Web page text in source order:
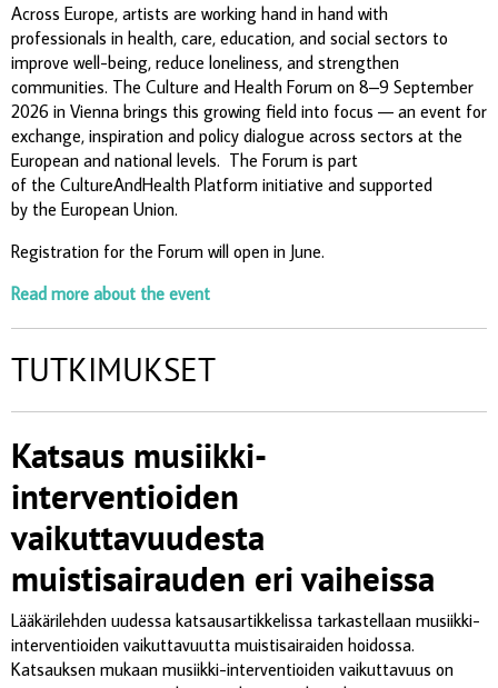
Across Europe, artists are working hand in hand with
professionals in health, care, education, and social sectors to
improve well-being, reduce loneliness, and strengthen
communities. The Culture and Health Forum on 8–9 September
2026 in Vienna brings this growing field into focus — an event for
exchange, inspiration and policy dialogue across sectors at the
European and national levels. The Forum is part
of the CultureAndHealth Platform initiative and supported
by the European Union.
Registration for the Forum will open in June.
Read more about the event
TUTKIMUKSET
Katsaus musiikki-
interventioiden
vaikuttavuudesta
muistisairauden eri vaiheissa
Lääkärilehden uudessa katsausartikkelissa tarkastellaan musiikki-
interventioiden vaikuttavuutta muistisairaiden hoidossa.
Katsauksen mukaan musiikki-interventioiden vaikuttavuus on